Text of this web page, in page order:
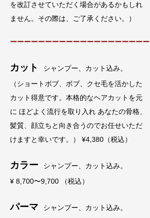
を改訂させていただく場合があるかもしれ
ません。その際は、ご了承ください。）
ーーーーーーーーーーーーーーーーーーーー
カット
シャンプー、カット込み。
（ショートボブ、ボブ、クセ毛を活かした
カット得意です。本格的なヘアカットを元
に ほどよく流行を取り入れ あなたの骨格、
髪質、顔立ちと向き合うのでお任せいただ
けますと幸いです。） ¥4,380（税込）
カラー
シャンプー、カット込み。
¥ 8,700〜9,700 （税込）
パーマ
シャンプー、カット込み。